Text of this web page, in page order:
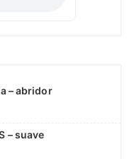
– abridor
– suave